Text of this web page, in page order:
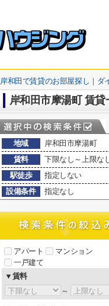
岸和田で賃貸のお部屋探し｜ダ
岸和田市摩湯町 賃貸
地域
岸和田市摩湯町
賃料
下限なし～上限な
駅徒歩
指定しない
設備条件
指定なし
アパート
マンション
一戸建て
▼賃料
～